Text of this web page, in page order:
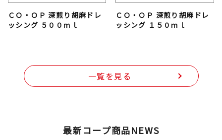
ＣＯ・ＯＰ 深煎り胡麻ドレ
ッシング ５００ｍｌ
ＣＯ・ＯＰ 深煎り胡麻ドレ
ッシング １５０ｍｌ
一覧を見る
最新コープ商品NEWS